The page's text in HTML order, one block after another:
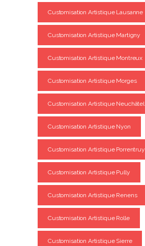
Customisation Artistique Lausanne
Customisation Artistique Martigny
Customisation Artistique Montreux
Customisation Artistique Morges
Customisation Artistique Neuchâtel
Customisation Artistique Nyon
Customisation Artistique Porrentruy
Customisation Artistique Pully
Customisation Artistique Renens
Customisation Artistique Rolle
Customisation Artistique Sierre